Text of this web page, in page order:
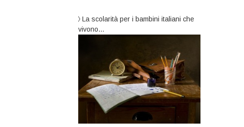
La scolarità per i bambini italiani che
vivono…